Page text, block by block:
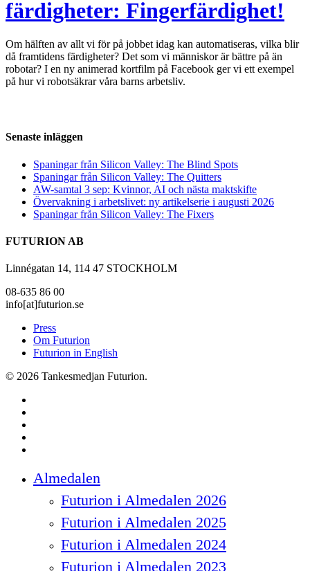
färdigheter: Fingerfärdighet!
Om hälften av allt vi för på jobbet idag kan automatiseras, vilka blir
då framtidens färdigheter? Det som vi människor är bättre på än
robotar? I en ny animerad kortfilm på Facebook ger vi ett exempel
på hur vi robotsäkrar våra barns arbetsliv.
Senaste inläggen
Spaningar från Silicon Valley: The Blind Spots
Spaningar från Silicon Valley: The Quitters
AW-samtal 3 sep: Kvinnor, AI och nästa maktskifte
Övervakning i arbetslivet: ny artikelserie i augusti 2026
Spaningar från Silicon Valley: The Fixers
FUTURION AB
Linnégatan 14, 114 47 STOCKHOLM
08-635 86 00
info[at]futurion.se
Press
Om Futurion
Futurion in English
© 2026 Tankesmedjan Futurion.
Menu
Almedalen
Futurion i Almedalen 2026
Futurion i Almedalen 2025
Futurion i Almedalen 2024
Futurion i Almedalen 2023